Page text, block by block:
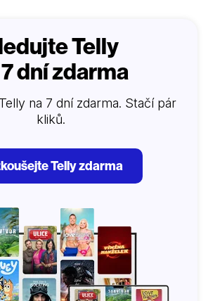
Telly
dní zdarma
na 7 dní zdarma. Stačí pár
kliků.
Telly zdarma